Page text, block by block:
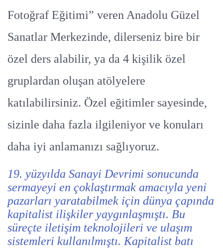
Fotoğraf Eğitimi” veren Anadolu Güzel
Sanatlar Merkezinde, dilerseniz bire bir
özel ders alabilir, ya da 4 kişilik özel
gruplardan oluşan atölyelere
katılabilirsiniz. Özel eğitimler sayesinde,
sizinle daha fazla ilgileniyor ve konuları
daha iyi anlamanızı sağlıyoruz.
19. yüzyılda Sanayi Devrimi sonucunda
sermayeyi en çoklaştırmak amacıyla yeni
pazarları yaratabilmek için dünya çapında
kapitalist ilişkiler yaygınlaşmıştı. Bu
süreçte iletişim teknolojileri ve ulaşım
sistemleri kullanılmıştı. Kapitalist batı